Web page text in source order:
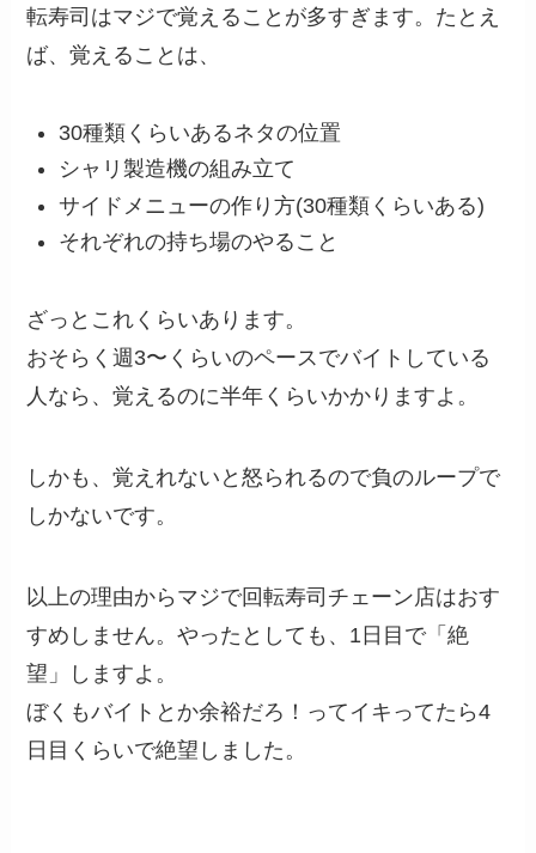
転寿司はマジで覚えることが多すぎます。たとえ
ば、覚えることは、
30種類くらいあるネタの位置
シャリ製造機の組み立て
サイドメニューの作り方(30種類くらいある)
それぞれの持ち場のやること
ざっとこれくらいあります。
おそらく週3〜くらいのペースでバイトしている
人なら、覚えるのに半年くらいかかりますよ。
しかも、覚えれないと怒られるので負のループで
しかないです。
以上の理由からマジで回転寿司チェーン店はおす
すめしません。やったとしても、1日目で「絶
望」しますよ。
ぼくもバイトとか余裕だろ！ってイキってたら4
日目くらいで絶望しました。